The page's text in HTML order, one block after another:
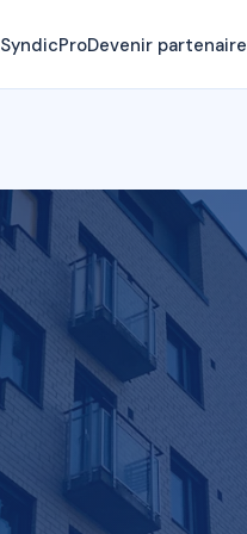
SyndicProDevenir partenaire